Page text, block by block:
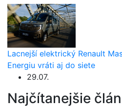
Lacnejší elektrický Renault
Energiu vráti aj do siete
29.07.
Najčítanejšie